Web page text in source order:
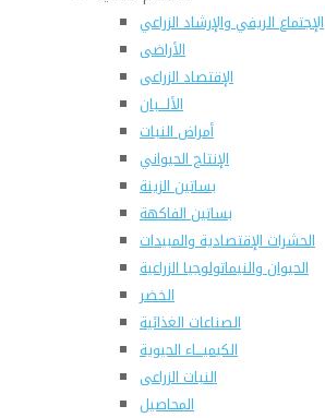
الإجتماع الريفي والإرشاد الزراعي
الأراضى
الإقتصاد الزراعى
الألـــبان
أمراض النبات
الإنتاج الحيواني
بساتين الزينة
بساتين الفاكهة
الحشرات الإقتصادية والمبيدات
الحيوان والنيماتولوجيا الزراعية
الخضر
الصناعات الغذائية
الكيميـــاء الحيوية
النبات الزراعى
المحاصيل